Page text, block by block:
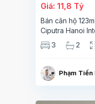
Giá: 11,8 Tỷ
Bán căn hộ
Ciputra Hanoi
chất lượng cao,
3 2
Phạm Tiến